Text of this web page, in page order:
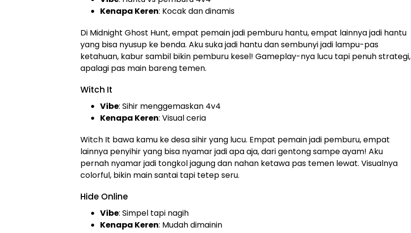
Kenapa Keren: Kocak dan dinamis
Di Midnight Ghost Hunt, empat pemain jadi pemburu hantu, empat lainnya jadi hantu
yang bisa nyusup ke benda. Aku suka jadi hantu dan sembunyi jadi lampu-pas
ketahuan, kabur sambil bikin pemburu kesel! Gameplay-nya lucu tapi penuh strategi,
apalagi pas main bareng temen.
Witch It
Vibe: Sihir menggemaskan 4v4
Kenapa Keren: Visual ceria
Witch It bawa kamu ke desa sihir yang lucu. Empat pemain jadi pemburu, empat
lainnya penyihir yang bisa nyamar jadi apa aja, dari gentong sampe ayam! Aku
pernah nyamar jadi tongkol jagung dan nahan ketawa pas temen lewat. Visualnya
colorful, bikin main santai tapi tetep seru.
Hide Online
Vibe: Simpel tapi nagih
Kenapa Keren: Mudah dimainin